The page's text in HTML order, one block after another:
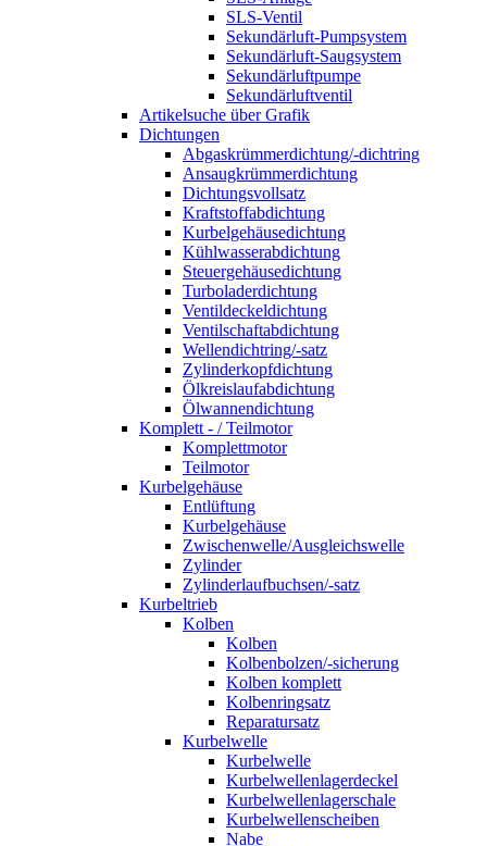
SLS-Ventil
Sekundärluft-Pumpsystem
Sekundärluft-Saugsystem
Sekundärluftpumpe
Sekundärluftventil
Artikelsuche über Grafik
Dichtungen
Abgaskrümmerdichtung/-dichtring
Ansaugkrümmerdichtung
Dichtungsvollsatz
Kraftstoffabdichtung
Kurbelgehäusedichtung
Kühlwasserabdichtung
Steuergehäusedichtung
Turboladerdichtung
Ventildeckeldichtung
Ventilschaftabdichtung
Wellendichtring/-satz
Zylinderkopfdichtung
Ölkreislaufabdichtung
Ölwannendichtung
Komplett - / Teilmotor
Komplettmotor
Teilmotor
Kurbelgehäuse
Entlüftung
Kurbelgehäuse
Zwischenwelle/Ausgleichswelle
Zylinder
Zylinderlaufbuchsen/-satz
Kurbeltrieb
Kolben
Kolben
Kolbenbolzen/-sicherung
Kolben komplett
Kolbenringsatz
Reparatursatz
Kurbelwelle
Kurbelwelle
Kurbelwellenlagerdeckel
Kurbelwellenlagerschale
Kurbelwellenscheiben
Nabe